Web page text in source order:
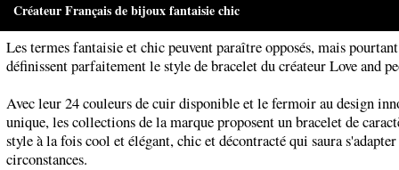
Créateur Français de bijoux fantaisie chic
Les termes fantaisie et chic peuvent paraître opposés, mais
définissent parfaitement le style de bracelet du créateur Love and
Avec leur 24 couleurs de cuir disponible et le fermoir au design
unique, les collections de la marque proposent un bracelet de
style à la fois cool et élégant, chic et décontracté qui saura
circonstances.